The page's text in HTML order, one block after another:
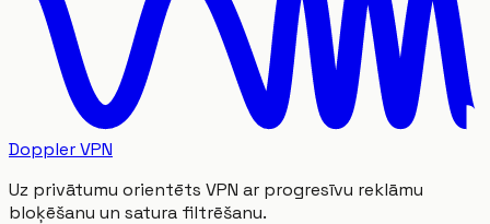
Doppler VPN
Uz privātumu orientēts VPN ar progresīvu reklāmu
bloķēšanu un satura filtrēšanu.